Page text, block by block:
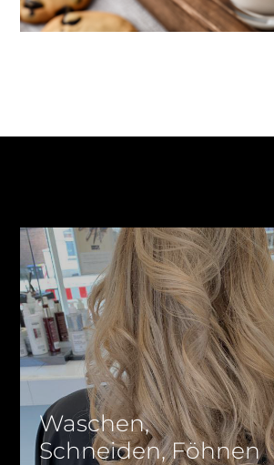
Waschen,
Schneiden, Föhnen